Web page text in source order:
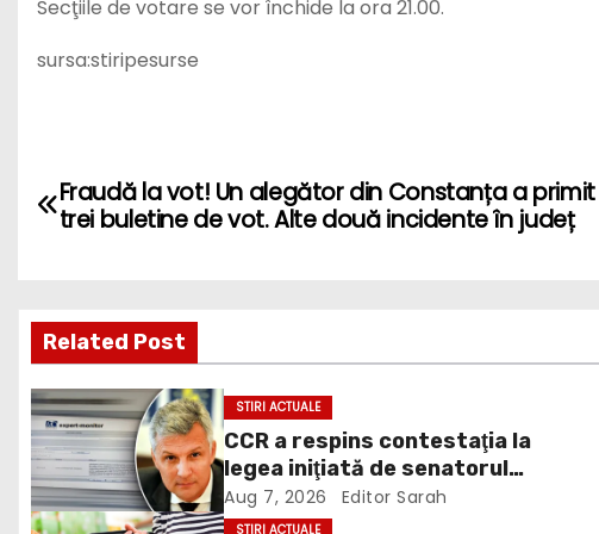
Secţiile de votare se vor închide la ora 21.00.
sursa:stiripesurse
o
t
n
a
v
Fraudă la vot! Un alegător din Constanța a primit
trei buletine de vot. Alte două incidente în județ
Related Post
STIRI ACTUALE
CCR a respins contestaţia la
legea iniţiată de senatorul
Zamfir de la PSD, care permite
reluarea construcţiei
Aug 7, 2026 Editor Sarah
STIRI ACTUALE